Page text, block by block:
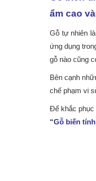
ẩm cao
Gỗ tự nhiên
ứng dụng
gỗ nào cũng
Bên cạnh
chế phạm vi
Để khắc phục
“Gỗ biến